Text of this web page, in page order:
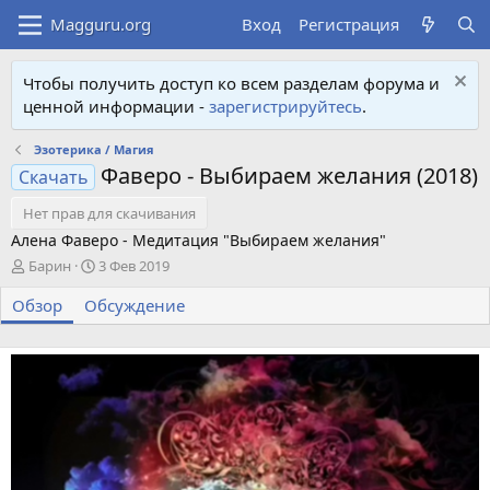
Вход Регистрация
Чтобы получить доступ ко всем разделам форума и
ценной информации - зарегистрируйтесь.
Эзотерика / Магия
Скачать Фаверо - Выбираем желания (2018)
Нет прав для скачивания
Алена Фаверо - Медитация "Выбираем желания"
А
т
о
р
Барин
Д
т
а
с
о
з
д
и
я
3 Фев 2019
Обзор Обсуждение